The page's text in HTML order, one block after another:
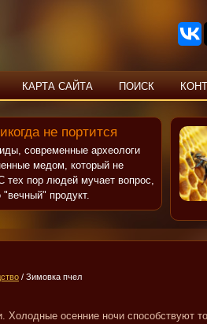
КАРТА САЙТА ПОИСК
не портится
современные археологи
медом, который не
тех пор людей мучает вопрос,
продукт.
/ Зимовка пчел
Холодные осенние ночи способствуют